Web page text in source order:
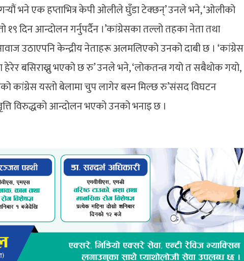
भने एक हप्ताभित्र केपी ओलीले घुँडा टेक्छन्’ उनले भने, ‘ओलीको
१९ दिन आन्दोलन गर्नुपर्दैन ।’कांग्रेसका तल्लो तहका नेता तथा
उठाएपनि केन्द्रीय नेताहरू अलमलिएको उनको दाबी छ । ‘कांग्रेस
बसिराख्नु भएको छ रु’ उनले भने, ‘लोकतन्त्र गयो त सबैथोक गयो,
कांग्रेस यस्तो बेलामा चुप लागेर बस्न मिल्छ रु’संसद विघटन
विरुद्धको आन्दोलन भएको उनको भनाइ छ ।